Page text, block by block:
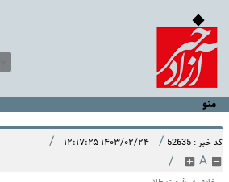
منو
کد خبر : 52635 / ۱۴۰۳/۰۲/۲۴ ۱۲:۱۷:۲۵ /
A
/